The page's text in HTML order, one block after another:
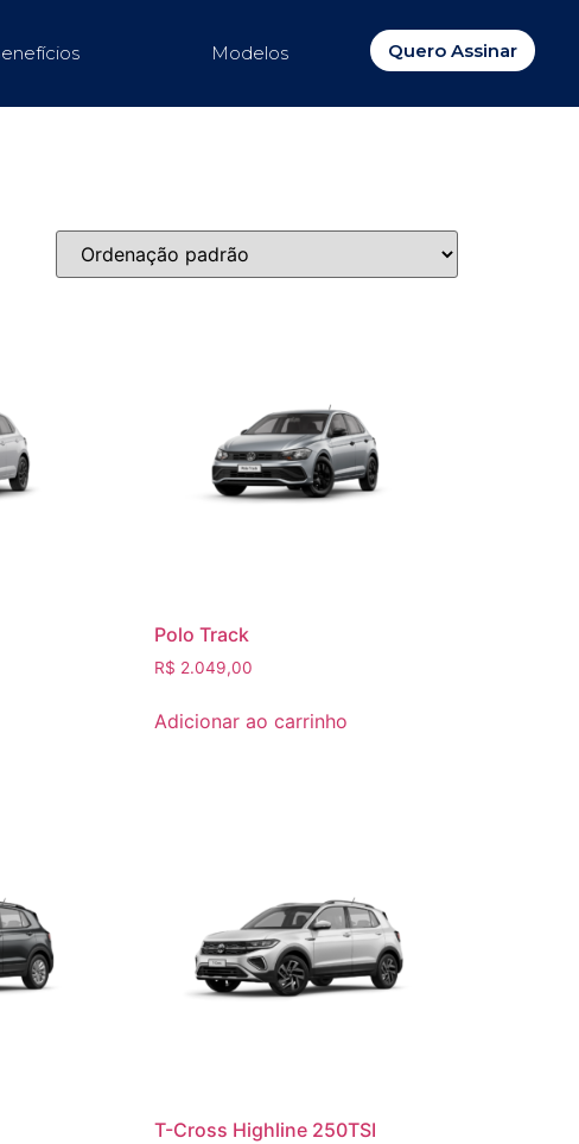
Modelos Quero Assinar
Polo Track
R$ 2.049,00
Adicionar ao carrinho
T-Cross Highline 250TSI